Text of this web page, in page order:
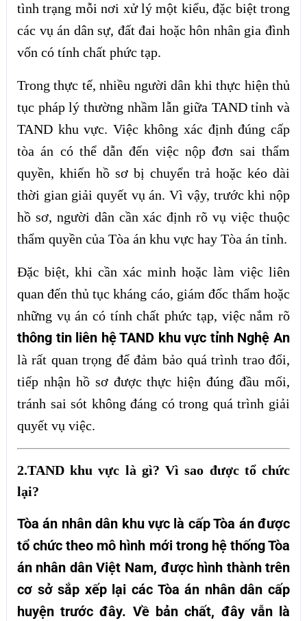
tình trạng mỗi nơi xử lý một kiểu, đặc biệt trong
các vụ án dân sự, đất đai hoặc hôn nhân gia đình
vốn có tính chất phức tạp.
Trong thực tế, nhiều người dân khi thực hiện thủ
tục pháp lý thường nhầm lẫn giữa TAND tỉnh và
TAND khu vực. Việc không xác định đúng cấp
tòa án có thể dẫn đến việc nộp đơn sai thẩm
quyền, khiến hồ sơ bị chuyển trả hoặc kéo dài
thời gian giải quyết vụ án. Vì vậy, trước khi nộp
hồ sơ, người dân cần xác định rõ vụ việc thuộc
thẩm quyền của Tòa án khu vực hay Tòa án tỉnh.
Đặc biệt, khi cần xác minh hoặc làm việc liên
quan đến thủ tục kháng cáo, giám đốc thẩm hoặc
những vụ án có tính chất phức tạp, việc nắm rõ
thông tin liên hệ TAND khu vực tỉnh Nghệ An
là rất quan trọng để đảm bảo quá trình trao đổi,
tiếp nhận hồ sơ được thực hiện đúng đầu mối,
tránh sai sót không đáng có trong quá trình giải
quyết vụ việc.
2.TAND khu vực là gì? Vì sao được tổ chức
lại?
Tòa án nhân dân khu vực là cấp Tòa án được
tổ chức theo mô hình mới trong hệ thống Tòa
án nhân dân Việt Nam, được hình thành trên
cơ sở sắp xếp lại các Tòa án nhân dân cấp
huyện trước đây. Về bản chất, đây vẫn là